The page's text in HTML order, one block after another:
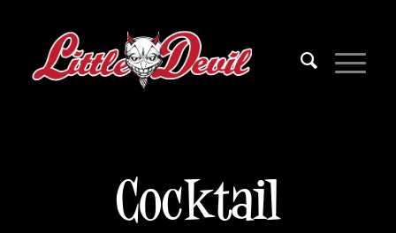
Cocktail